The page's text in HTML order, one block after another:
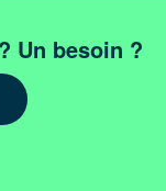
Un besoin ?